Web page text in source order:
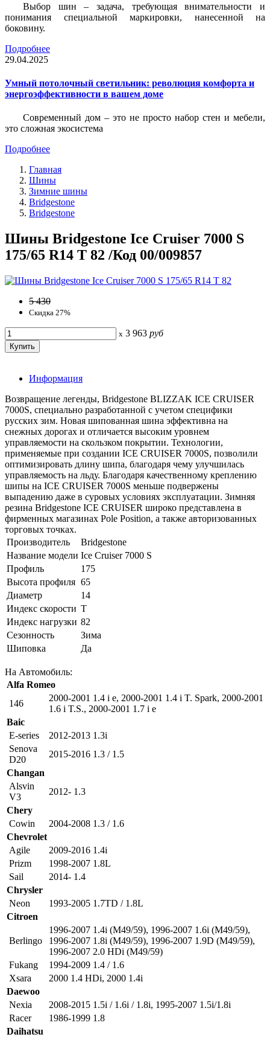
Выбор шин – задача, требующая внимательности и
понимания специальной маркировки, нанесенной на
боковину.
Подробнее
29.04.2025
Умный потолочный светильник: революция комфорта и
энергоэффективности в вашем доме
Современный дом – это не просто набор стен и мебели,
это сложная экосистема
Подробнее
Главная
Шины
Зимние шины
Bridgestone
Bridgestone
Шины Bridgestone Ice Cruiser 7000 S
175/65 R14 T 82 /Код 00/009857
5 430
Скидка 27%
x 3 963 руб
Информация
Возвращение легенды, Bridgestone BLIZZAK ICE CRUISER
7000S, специально разработанной с учетом специфики
русских зим. Новая шипованная шина эффективна на
снежных дорогах и отличается высоким уровнем
управляемости на скользком покрытии. Технологии,
применяемые при создании ICE CRUISER 7000S, позволили
оптимизировать длину шипа, благодаря чему улучшилась
управляемость на льду. Благодаря качественному креплению
шипы на ICE CRUISER 7000S меньше подвержены
выпадению даже в суровых условиях эксплуатации. Зимняя
резина Bridgestone ICE CRUISER широко представлена в
фирменных магазинах Pole Position, а также авторизованных
торговых точках.
Производитель
Bridgestone
Название модели Ice Cruiser 7000 S
Профиль
175
Высота профиля 65
Диаметр
14
Индекс скорости T
Индекс нагрузки 82
Сезонность
Зима
Шиповка
Да
На Автомобиль:
Alfa Romeo
146
2000-2001 1.4 i e, 2000-2001 1.4 i T. Spark, 2000-2001
1.6 i T.S., 2000-2001 1.7 i e
Baic
E-series
2012-2013 1.3i
Senova
D20
2015-2016 1.3 / 1.5
Changan
Alsvin
V3
2012- 1.3
Chery
Cowin
2004-2008 1.3 / 1.6
Chevrolet
Agile
2009-2016 1.4i
Prizm
1998-2007 1.8L
Sail
2014- 1.4
Chrysler
Neon
1993-2005 1.7TD / 1.8L
Citroen
Berlingo
1996-2007 1.4i (M49/59), 1996-2007 1.6i (M49/59),
1996-2007 1.8i (M49/59), 1996-2007 1.9D (M49/59),
1996-2007 2.0 HDi (M49/59)
Fukang
1994-2009 1.4 / 1.6
Xsara
2000 1.4 HDi, 2000 1.4i
Daewoo
Nexia
2008-2015 1.5i / 1.6i / 1.8i, 1995-2007 1.5i/1.8i
Racer
1986-1999 1.8
Daihatsu